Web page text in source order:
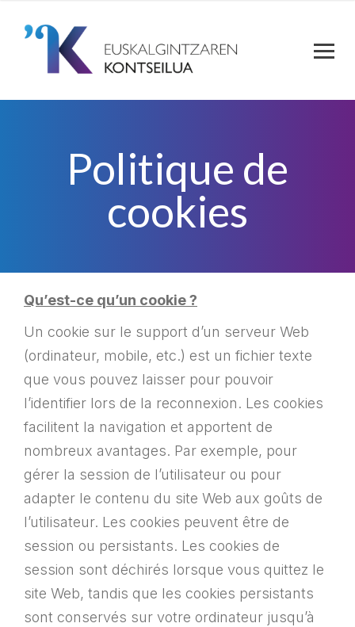
Politique de
cookies
Qu’est-ce qu’un cookie ?
Un cookie sur le support d’un serveur Web
(ordinateur, mobile, etc.) est un fichier texte
que vous pouvez laisser pour pouvoir
l’identifier lors de la reconnexion. Les cookies
facilitent la navigation et apportent de
nombreux avantages. Par exemple, pour
gérer la session de l’utilisateur ou pour
adapter le contenu du site Web aux goûts de
l’utilisateur. Les cookies peuvent être de
session ou persistants. Les cookies de
session sont déchirés lorsque vous quittez le
site Web, tandis que les cookies persistants
sont conservés sur votre ordinateur jusqu’à